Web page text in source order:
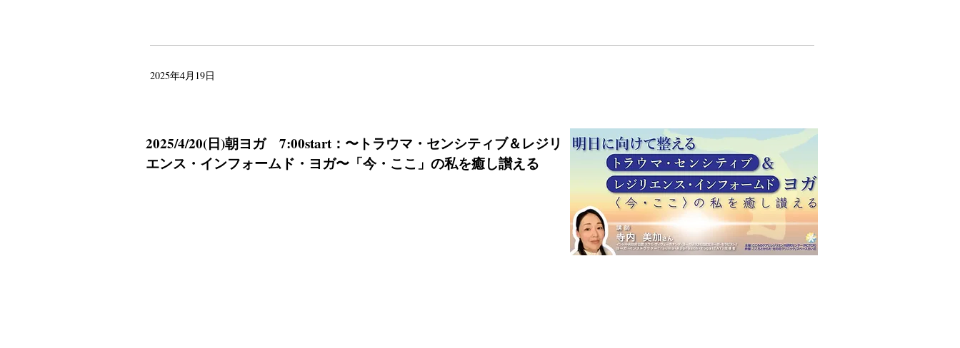
2025年4月19日
2025/4/20(日)朝ヨガ 7:00start：〜トラウマ・センシティブ＆レジリ
エンス・インフォームド・ヨガ〜「今・ここ」の私を癒し讃える